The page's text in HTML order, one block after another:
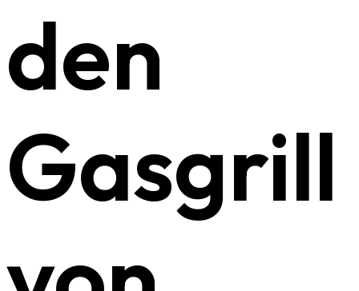
den
Gasgrill